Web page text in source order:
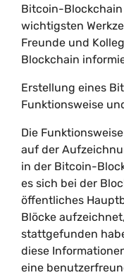
Bitcoin-
wichtigsten
Freunde und
Blockchain
Erstellung eines
Funktionsweise
Die
auf der
in der Bitcoin-
es sich bei der
öffentliches
Blöcke
stattgefunden
diese
eine